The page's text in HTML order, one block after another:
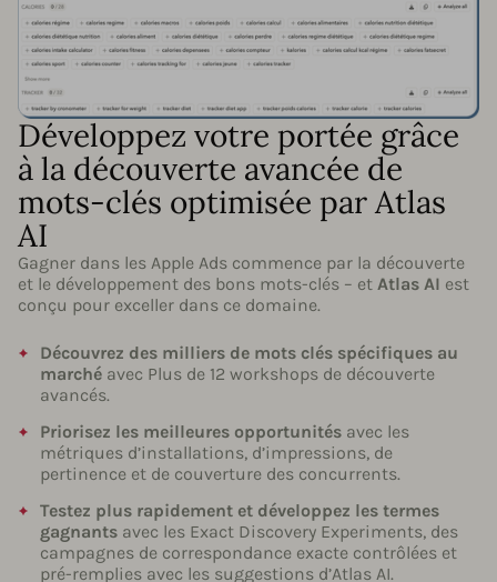
Développez votre portée grâce
à la découverte avancée de
mots-clés optimisée par Atlas
AI
Gagner dans les Apple Ads commence par la découverte
et le développement des bons mots-clés – et Atlas AI est
conçu pour exceller dans ce domaine.
Découvrez des milliers de mots clés spécifiques au
marché avec Plus de 12 workshops de découverte
avancés.
Priorisez les meilleures opportunités avec les
métriques d’installations, d’impressions, de
pertinence et de couverture des concurrents.
Testez plus rapidement et développez les termes
gagnants avec les Exact Discovery Experiments, des
campagnes de correspondance exacte contrôlées et
pré-remplies avec les suggestions d’Atlas AI.